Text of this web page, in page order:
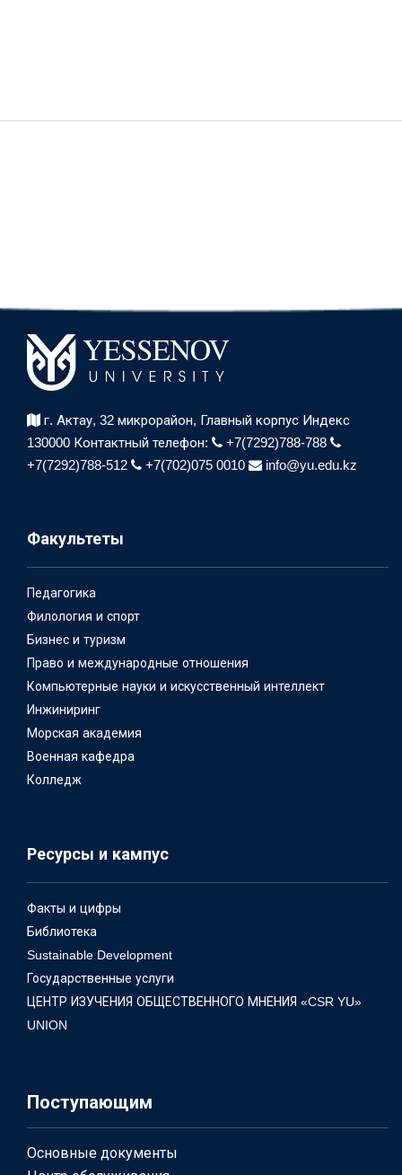
г. Актау, 32 микрорайон, Главный корпус Индекс
130000 Контактный телефон:
+7(7292)788-788
+7(7292)788-512
+7(702)075 0010 info@yu.edu.kz
Факультеты
Педагогика
Филология и спорт
Бизнес и туризм
Право и международные отношения
Компьютерные науки и искусственный интеллект
Инжиниринг
Морская академия
Военная кафедра
Колледж
Ресурсы и кампус
Факты и цифры
Библиотека
Sustainable Development
Государственные услуги
ЦЕНТР ИЗУЧЕНИЯ ОБЩЕСТВЕННОГО МНЕНИЯ «CSR YU»
UNION
Поступающим
Основные документы